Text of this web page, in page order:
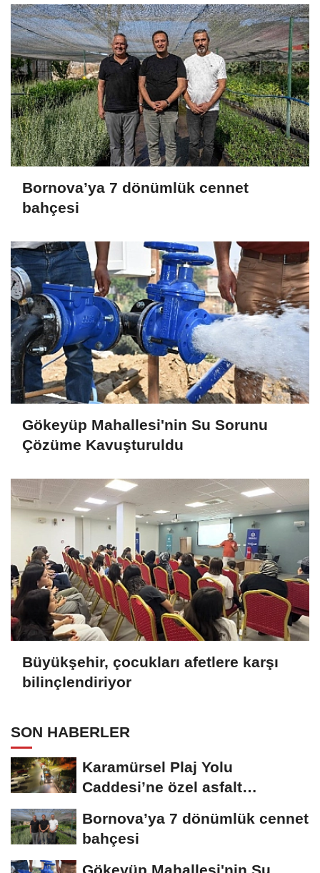
Bornova’ya 7 dönümlük cennet
bahçesi
Gökeyüp Mahallesi'nin Su Sorunu
Çözüme Kavuşturuldu
Büyükşehir, çocukları afetlere karşı
bilinçlendiriyor
SON HABERLER
Karamürsel Plaj Yolu
Caddesi’ne özel asfalt
Bornova’ya 7 dönümlük cennet
bahçesi